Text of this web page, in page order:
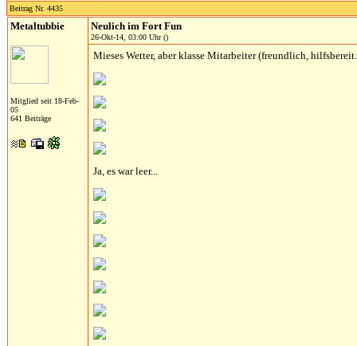
Beitrag Nr. 4435
Metaltubbie
Mitglied seit 18-Feb-
05
641 Beiträge
Neulich im Fort Fun
26-Okt-14, 03:00 Uhr ()
Mieses Wetter, aber klasse Mitarbeiter (freundlich,
Ja, es war leer...